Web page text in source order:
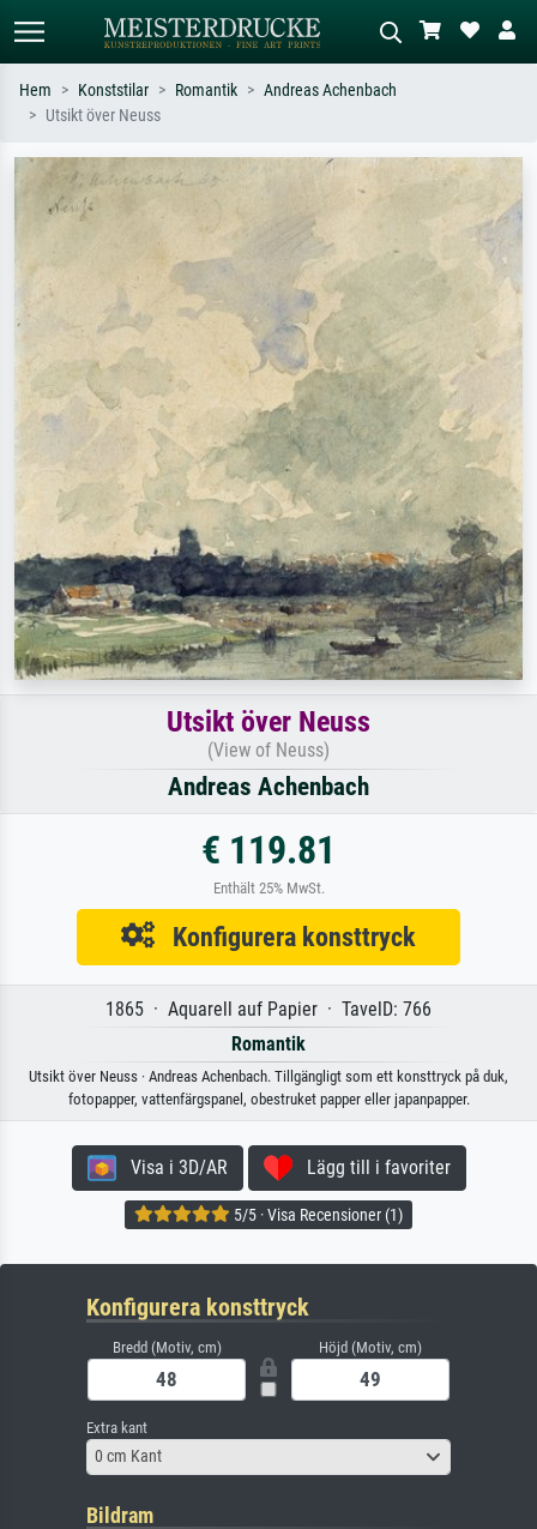
Sök efter konstnär, titel eller stil –
t.ex. Monet, Stjärnenatt,
impressionism, Hokusai-våg, naken.
Beskriv scenen – t.ex. grön äng,
oljemålning, stående naken bredvid ett
Hem Konststilar Romantik
Andreas Achenbach
Utsikt över Neuss
Utsikt över Neuss
(View of Neuss)
Andreas Achenbach
€ 119.81
Enthält 25% MwSt.
Konfigurera konsttryck
1865 · Aquarell auf Papier · TavelD: 766
Romantik
Utsikt över Neuss · Andreas Achenbach. Tillgängligt som ett konsttryck på duk,
fotopapper, vattenfärgspanel, obestruket papper eller japanpapper.
Visa i 3D/AR Lägg till i favoriter
5/5 · Visa Recensioner (1)
Konfigurera konsttryck
Bredd (Motiv, cm) Höjd (Motiv, cm)
Extra kant
0 cm Kant
Bildram